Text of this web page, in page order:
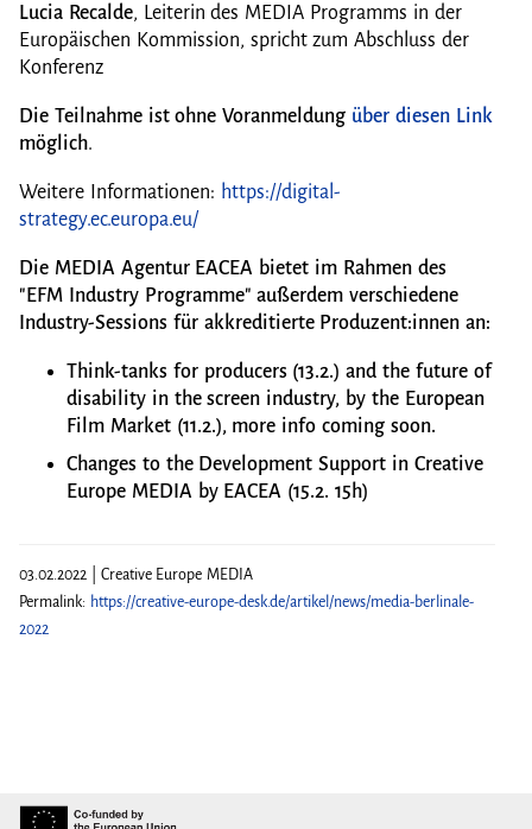
Lucia Recalde, Leiterin des MEDIA Programms in der
Europäischen Kommission, spricht zum Abschluss der
Konferenz
Die Teilnahme ist ohne Voranmeldung über diesen Link
möglich.
Weitere Informationen: https://digital-
strategy.ec.europa.eu/
Die MEDIA Agentur EACEA bietet im Rahmen des
"EFM Industry Programme" außerdem verschiedene
Industry-Sessions für akkreditierte Produzent:innen an:
Think-tanks for producers (13.2.) and the future of
disability in the screen industry, by the European
Film Market (11.2.), more info coming soon.
Changes to the Development Support in Creative
Europe MEDIA by EACEA (15.2. 15h)
03.02.2022 | Creative Europe MEDIA
Permalink: https://creative-europe-desk.de/artikel/news/media-berlinale-
2022